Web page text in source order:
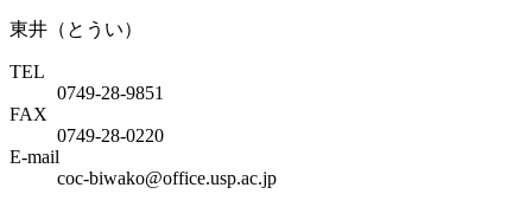
東井（とうい）
TEL
0749-28-9851
FAX
0749-28-0220
E-mail
coc-biwako@office.usp.ac.jp